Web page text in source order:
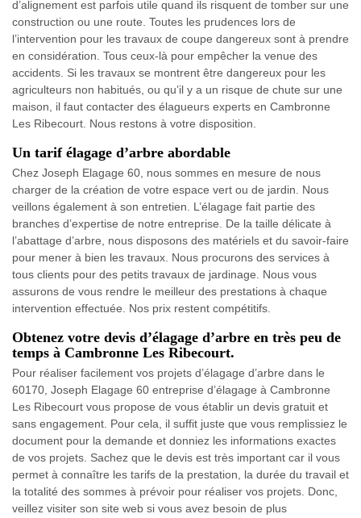
d’alignement est parfois utile quand ils risquent de tomber sur une
construction ou une route. Toutes les prudences lors de
l’intervention pour les travaux de coupe dangereux sont à prendre
en considération. Tous ceux-là pour empêcher la venue des
accidents. Si les travaux se montrent être dangereux pour les
agriculteurs non habitués, ou qu’il y a un risque de chute sur une
maison, il faut contacter des élagueurs experts en Cambronne
Les Ribecourt. Nous restons à votre disposition.
Un tarif élagage d’arbre abordable
Chez Joseph Elagage 60, nous sommes en mesure de nous
charger de la création de votre espace vert ou de jardin. Nous
veillons également à son entretien. L’élagage fait partie des
branches d’expertise de notre entreprise. De la taille délicate à
l’abattage d’arbre, nous disposons des matériels et du savoir-faire
pour mener à bien les travaux. Nous procurons des services à
tous clients pour des petits travaux de jardinage. Nous vous
assurons de vous rendre le meilleur des prestations à chaque
intervention effectuée. Nos prix restent compétitifs.
Obtenez votre devis d’élagage d’arbre en très peu de
temps à Cambronne Les Ribecourt.
Pour réaliser facilement vos projets d’élagage d’arbre dans le
60170, Joseph Elagage 60 entreprise d’élagage à Cambronne
Les Ribecourt vous propose de vous établir un devis gratuit et
sans engagement. Pour cela, il suffit juste que vous remplissiez le
document pour la demande et donniez les informations exactes
de vos projets. Sachez que le devis est très important car il vous
permet à connaître les tarifs de la prestation, la durée du travail et
la totalité des sommes à prévoir pour réaliser vos projets. Donc,
veillez visiter son site web si vous avez besoin de plus